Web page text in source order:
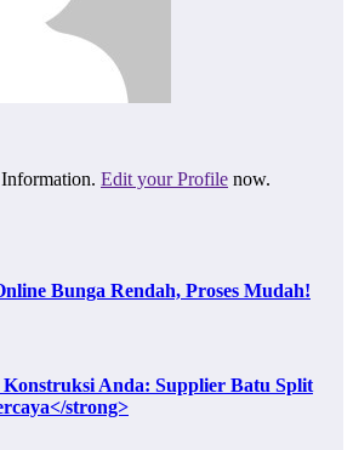
Edit your Profile now.
Bunga Rendah, Proses Mudah!
Anda: Supplier Batu Split
strong>